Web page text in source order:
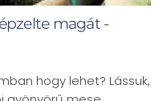
magát -
hogy lehet? Lássuk,